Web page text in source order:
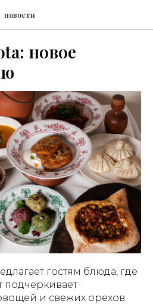
новости
новое
гостям блюда, где
подчеркивает
и свежих орехов.